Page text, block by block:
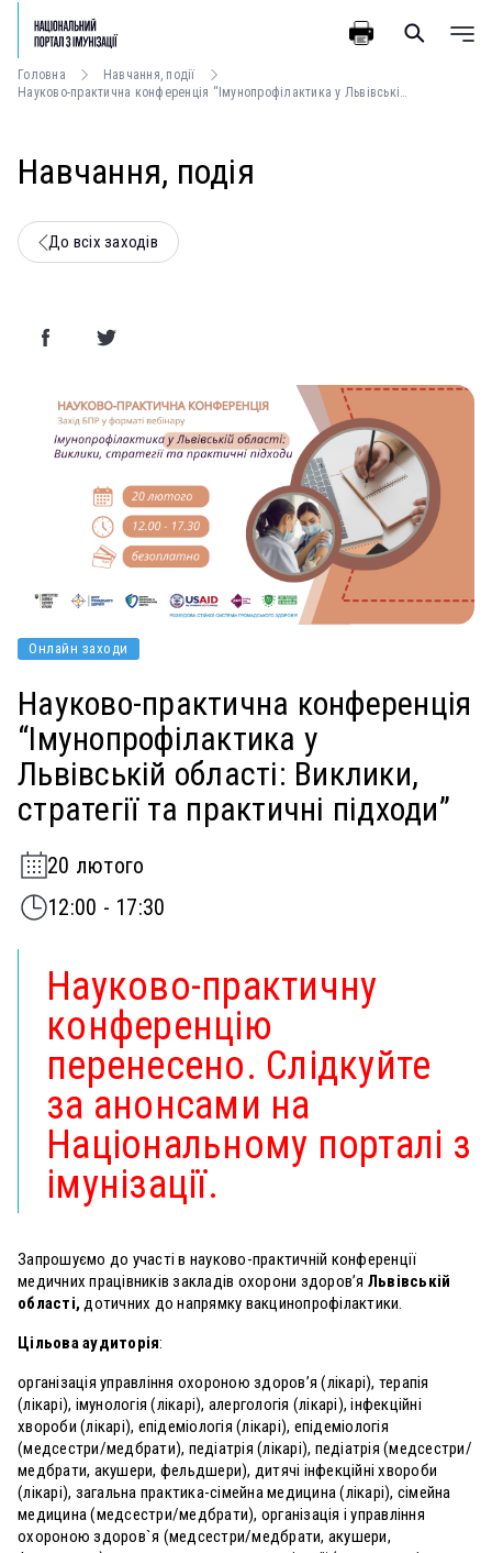
Головна
Навчання, події
Науково-практична конференція “Імунопрофілактика у Львівській області: Виклики, стратегії та практичні підходи”
Навчання, подія
До всіх заходів
Онлайн заходи
Науково-практична конференція
“Імунопрофілактика у
Львівській області: Виклики,
стратегії та практичні підходи”
20 лютого
12:00 - 17:30
Науково-практичну
конференцію
перенесено. Слідкуйте
за анонсами на
Національному порталі з
імунізації.
Запрошуємо до участі в науково-практичній конференції
медичних працівників закладів охорони здоров’я Львівській
області, дотичних до напрямку вакцинопрофілактики.
Цільова аудиторія:
організація управління охороною здоров’я (лікарі), терапія
(лікарі), імунологія (лікарі), алергологія (лікарі), інфекційні
хвороби (лікарі), епідеміологія (лікарі), епідеміологія
(медсестри/медбрати), педіатрія (лікарі), педіатрія (медсестри/
медбрати, акушери, фельдшери), дитячі інфекційні хвороби
(лікарі), загальна практика-сімейна медицина (лікарі), сімейна
медицина (медсестри/медбрати), організація і управління
охороною здоров`я (медсестри/медбрати, акушери,